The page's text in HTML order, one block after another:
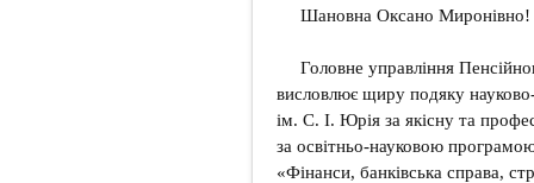
Шановна Оксано Миронівно!
Головне управління
висловлює щиру подяку
ім. С. І. Юрія за якісну та
за освітньо-науковою
«Фінанси, банківська справа,